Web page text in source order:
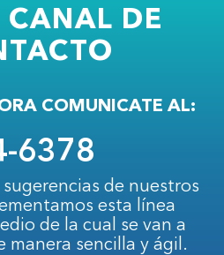
de Pediatría
nuevo servicio de
DE
COMUNICATE AL:
6378
de nuestros
esta línea
de la cual se van a
manera sencilla y ágil.